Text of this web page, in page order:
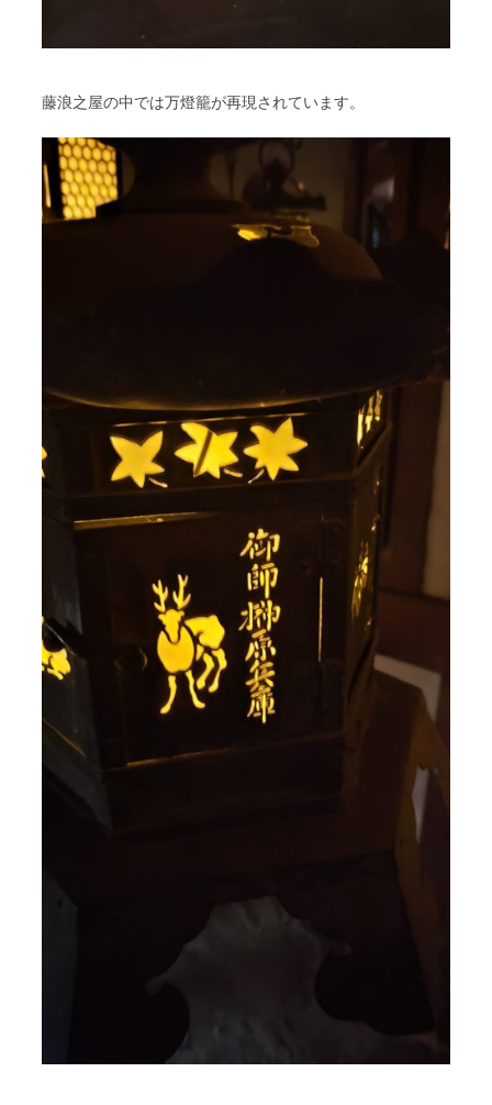
藤浪之屋の中では万燈籠が再現されています。